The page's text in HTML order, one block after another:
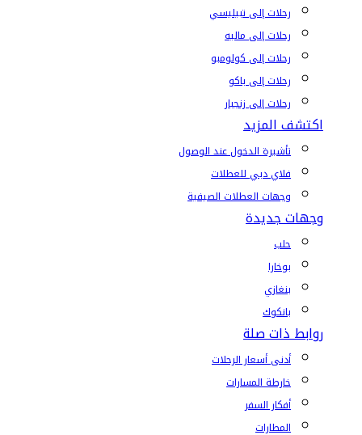
رحلات إلى تبيليسي
رحلات إلى ماليه
رحلات إلى كولومبو
رحلات إلى باكو
رحلات إلى زنجبار
اكتشف المزيد
تأشيرة الدخول عند الوصول
فلاي دبي للعطلات
وجهات العطلات الصيفية
وجهات جديدة
حلب
بوخارا
بنغازي
بانكوك
روابط ذات صلة
أدنى أسعار الرحلات
خارطة المسارات
أفكار السفر
المطارات